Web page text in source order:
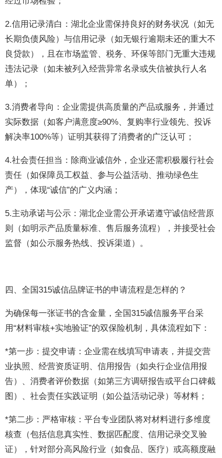
2.信用记录清白：湖北企业需保持良好的财务状况（如无
长期负债风险）与信用记录（如无银行逾期未还的重大不
良贷款），且在市场监管、税务、环保等部门无重大违规
违法记录（如未被列入经营异常名录或失信被执行人名
单）；
3.消费者导向：企业需提供高质量的产品或服务，并通过
实际数据（如客户满意度≥90%、复购率行业领先、投诉
解决率100%等）证明其获得了消费者的广泛认可；
4.社会责任担当：除商业诚信外，企业还需积极履行社会
责任（如保障员工权益、参与公益活动、推动绿色生
产），体现“诚信”的广义内涵；
5.主动承诺与公示：湖北企业需公开承诺遵守诚信经营原
则（如明示产品质量标准、售后服务流程），并接受社会
监督（如公示服务热线、投诉渠道）。
四、全国315诚信品牌证书的申请流程是怎样的？
为确保每一张证书的含金量，全国315诚信服务平台采
用“材料审核+实地验证”的双保险机制，具体流程如下：
*第一步：提交申请：企业需在线填写申请表，并提交营
业执照、经营资质证明、信用报告（如央行企业信用报
告）、消费者评价数据（如第三方调研报告或平台口碑截
图）、社会责任实践证明（如公益活动记录）等材料；
*第二步：严格审核：平台专业团队将对材料进行多维度
核查（包括信息真实性、数据匹配度、信用记录交叉验
证），针对部分高风险行业（如食品、医疗）或高额度融